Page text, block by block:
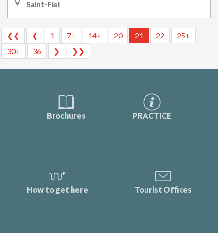
Saint-Fiel
❮❮ ❮ 1 7+ 14+ 20 21 22
25+
30+
36 ❯ ❯❯
Brochures PRACTICE
How to get here Tourist Offices